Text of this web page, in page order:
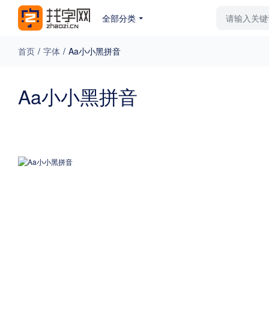
全部分类
免费下载 收费下载 更多
首页 / 字体 / Aa小小黑拼音
Aa小小黑拼音